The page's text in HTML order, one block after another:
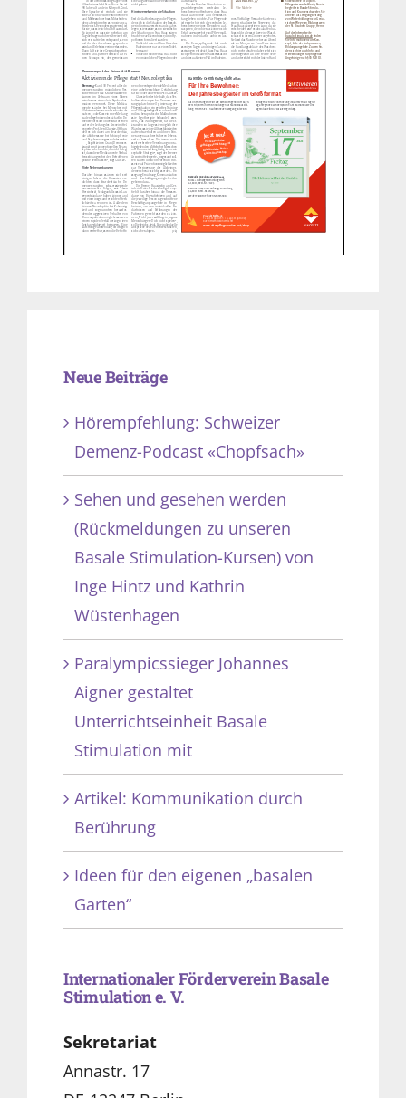
Neue Beiträge
Hörempfehlung: Schweizer
Demenz-Podcast «Chopfsach»
Sehen und gesehen werden
(Rückmeldungen zu unseren
Basale Stimulation-Kursen) von
Inge Hintz und Kathrin
Wüstenhagen
Paralympicssieger Johannes
Aigner gestaltet
Unterrichtseinheit Basale
Stimulation mit
Artikel: Kommunikation durch
Berührung
Ideen für den eigenen „basalen
Garten“
Internationaler Förderverein Basale
Stimulation e. V.
Sekretariat
Annastr. 17